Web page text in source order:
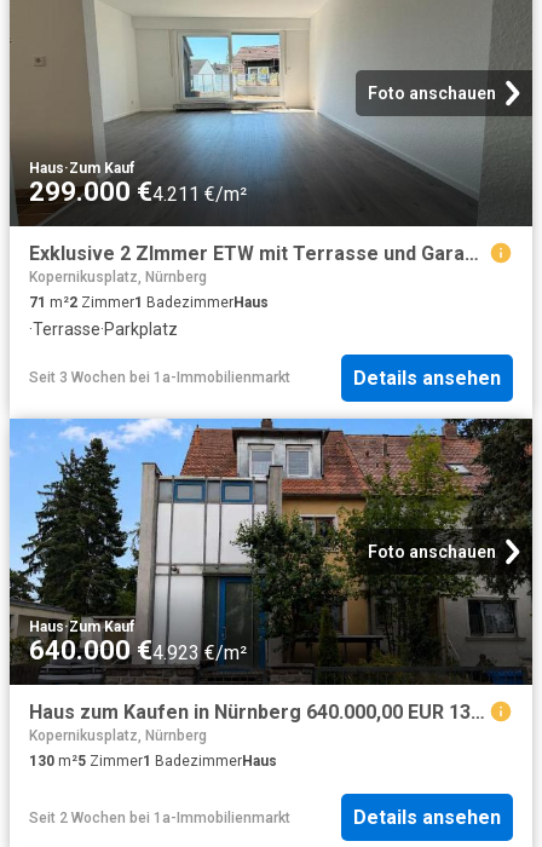
Foto anschauen
Haus·Zum Kauf
299.000 €4.211 €/m²
Exklusive 2 ZImmer ETW mit Terrasse und Garage in ruhiger Wohnla
Kopernikusplatz, Nürnberg
71 m²2 Zimmer1 BadezimmerHaus
·Terrasse·Parkplatz
Seit 3 Wochen bei 1a-Immobilienmarkt Details ansehen
Foto anschauen
Haus·Zum Kauf
640.000 €4.923 €/m²
Haus zum Kaufen in Nürnberg 640.000,00 EUR 130 m²
Kopernikusplatz, Nürnberg
130 m²5 Zimmer1 BadezimmerHaus
Seit 2 Wochen bei 1a-Immobilienmarkt Details ansehen